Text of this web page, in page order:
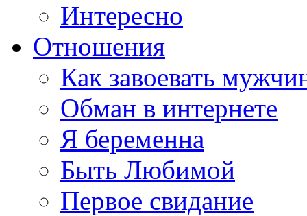
Интересно
Отношения
Как завоевать
Обман в интернете
Я беременна
Быть Любимой
Первое свидание